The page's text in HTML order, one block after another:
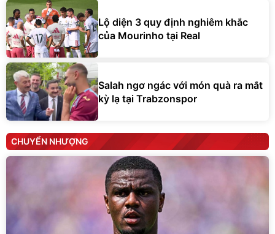
Lộ diện 3 quy định nghiêm khắc
của Mourinho tại Real
Salah ngơ ngác với món quà ra mắt
kỳ lạ tại Trabzonspor
CHUYỂN NHƯỢNG